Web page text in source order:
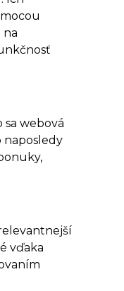
na
sa webová
naposledy
vďaka